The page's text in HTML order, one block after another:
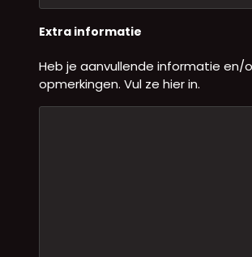
Extra informatie
Heb je aanvullende informatie en/
opmerkingen. Vul ze hier in.